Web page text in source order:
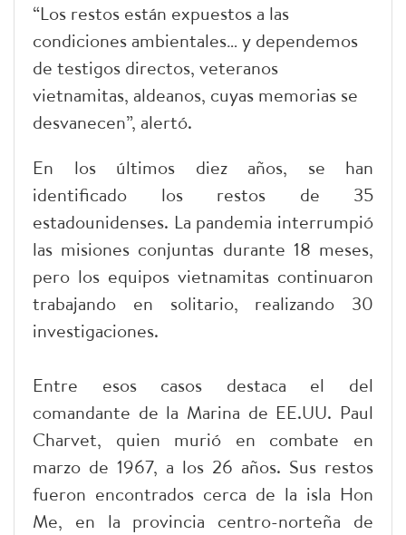
“Los restos están expuestos a las
condiciones ambientales… y dependemos
de testigos directos, veteranos
vietnamitas, aldeanos, cuyas memorias se
desvanecen”, alertó.
En los últimos diez años, se han
identificado los restos de 35
estadounidenses. La pandemia interrumpió
las misiones conjuntas durante 18 meses,
pero los equipos vietnamitas continuaron
trabajando en solitario, realizando 30
investigaciones.
Entre esos casos destaca el del
comandante de la Marina de EE.UU. Paul
Charvet, quien murió en combate en
marzo de 1967, a los 26 años. Sus restos
fueron encontrados cerca de la isla Hon
Me, en la provincia centro-norteña de